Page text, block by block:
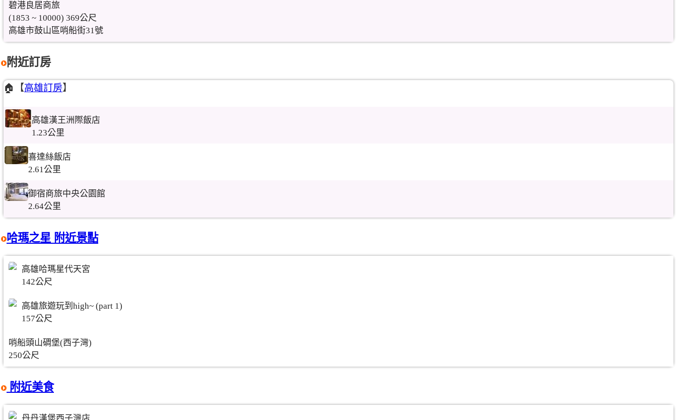
碧港良居商旅
(1853 ~ 10000) 369公尺
高雄市鼓山區哨船街31號
附近訂房
🏠【高雄訂房】
高雄漢王洲際飯店
1.23公里
喜達絲飯店
2.61公里
御宿商旅中央公園館
2.64公里
哈瑪之星 附近景點
高雄哈瑪星代天宮
142公尺
高雄旅遊玩到high~ (part 1)
157公尺
哨船頭山碉堡(西子灣)
250公尺
附近美食